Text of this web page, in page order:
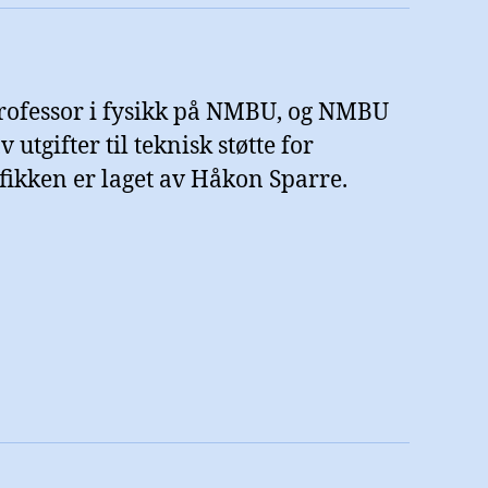
i fysikk på NMBU, og NMBU
utgifter til teknisk støtte for
er laget av Håkon Sparre.